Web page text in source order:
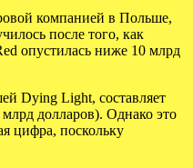
компанией в Польше,
после того, как
опустилась ниже 10 млрд
Dying Light, составляет
долларов). Однако это
цифра, поскольку